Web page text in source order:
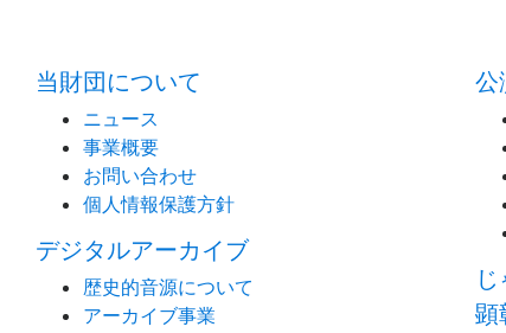
当財団について
ニュース
事業概要
お問い合わせ
個人情報保護方針
デジタルアーカイブ
歴史的音源について
アーカイブ事業
公
顕